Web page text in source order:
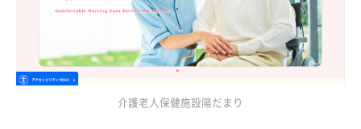
介護老人保健施設陽だまり